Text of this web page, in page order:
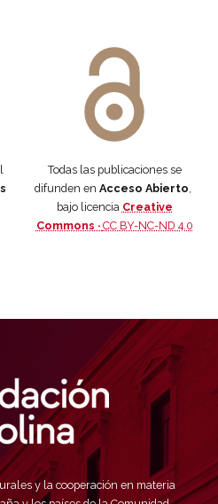
Todas las publicaciones se
difunden en Acceso Abierto,
bajo licencia Creative
Commons · CC BY-NC-ND 4.0
y la cooperación en materia